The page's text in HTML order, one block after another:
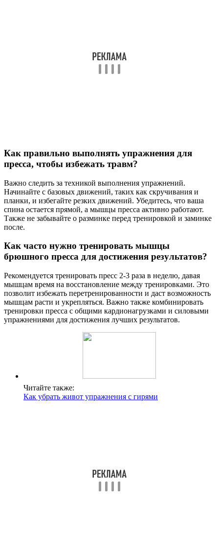
Как правильно выполнять упражнения для
пресса, чтобы избежать травм?
Важно следить за техникой выполнения упражнений.
Начинайте с базовых движений, таких как скручивания и
планки, и избегайте резких движений. Убедитесь, что ваша
спина остается прямой, а мышцы пресса активно работают.
Также не забывайте о разминке перед тренировкой и заминке
после.
Как часто нужно тренировать мышцы
брюшного пресса для достижения результатов?
Рекомендуется тренировать пресс 2-3 раза в неделю, давая
мышцам время на восстановление между тренировками. Это
позволит избежать перетренированности и даст возможность
мышцам расти и укрепляться. Важно также комбинировать
тренировки пресса с общими кардионагрузками и силовыми
упражнениями для достижения лучших результатов.
Читайте также:
Как убрать живот упражнения с гирями